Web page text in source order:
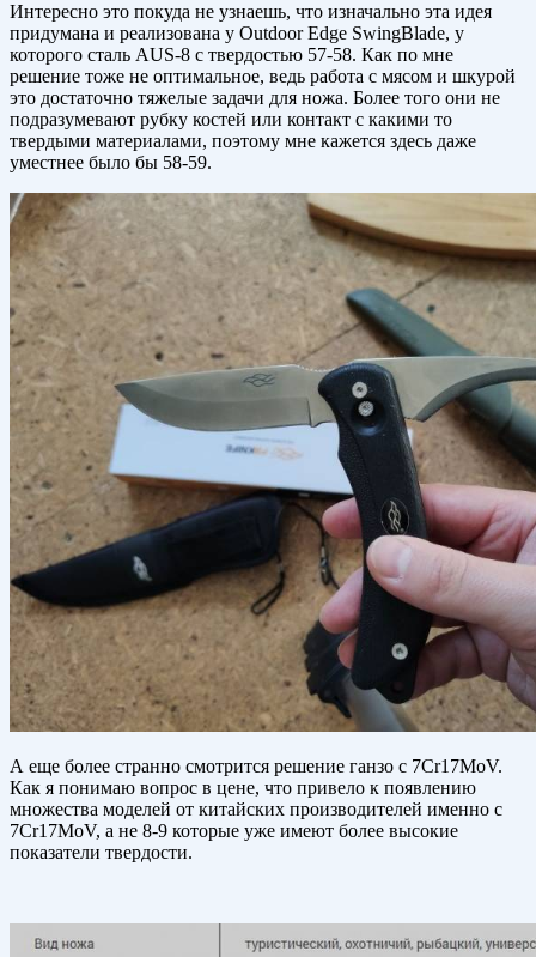
Интересно это покуда не узнаешь, что изначально эта идея
придумана и реализована у Outdoor Edge SwingBlade, у
которого сталь AUS-8 с твердостью 57-58. Как по мне
решение тоже не оптимальное, ведь работа с мясом и шкурой
это достаточно тяжелые задачи для ножа. Более того они не
подразумевают рубку костей или контакт с какими то
твердыми материалами, поэтому мне кажется здесь даже
уместнее было бы 58-59.
А еще более странно смотрится решение ганзо с 7Cr17MoV.
Как я понимаю вопрос в цене, что привело к появлению
множества моделей от китайских производителей именно с
7Cr17MoV, а не 8-9 которые уже имеют более высокие
показатели твердости.